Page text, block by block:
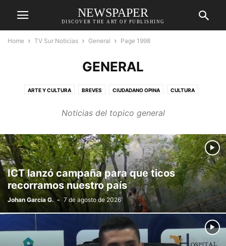
NEWSPAPER
DISCOVER THE ART OF PUBLISHING
Home TV Sur Noticias General Page 1998
GENERAL
ARTE Y CULTURA BREVES CIUDADANO OPINA CULTURA
ENTRETENIMIENTO GENERAL MEDIO AMBIENTE
SUCESOS TECNOLOGÍA
Noticias del topico general
ICT lanzó campaña para que ticos
recorramos nuestro país
Johan Garcia G. - 7 de agosto de 2026